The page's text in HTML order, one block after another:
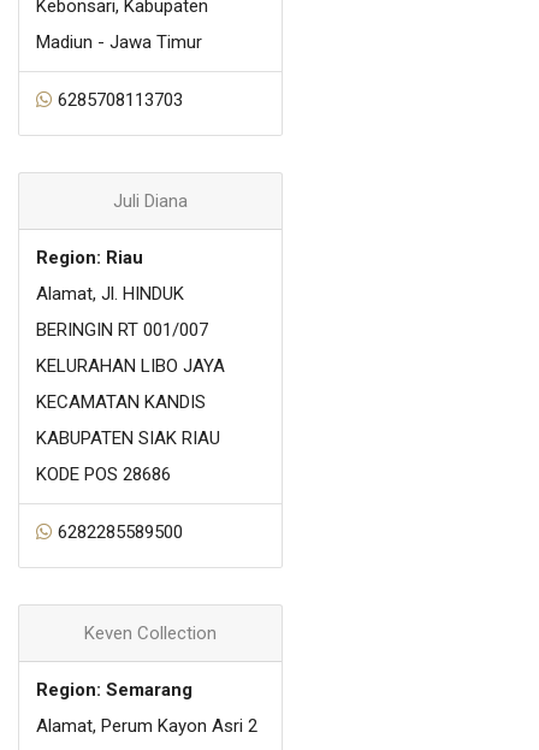
Kebonsari, Kabupaten
Madiun - Jawa Timur
6285708113703
Juli Diana
Region: Riau
Alamat, Jl. HINDUK
BERINGIN RT 001/007
KELURAHAN LIBO JAYA
KECAMATAN KANDIS
KABUPATEN SIAK RIAU
KODE POS 28686
6282285589500
Keven Collection
Region: Semarang
Alamat, Perum Kayon Asri 2